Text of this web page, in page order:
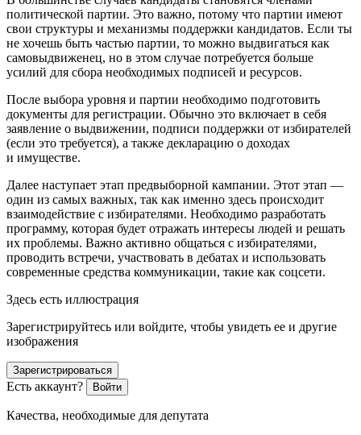
политической партии. Это важно, потому что партии имеют
свои структуры и механизмы поддержки кандидатов. Если ты
не хочешь быть частью партии, то можно выдвигаться как
самовыдвиженец, но в этом случае потребуется больше
усилий для сбора необходимых подписей и ресурсов.
После выбора уровня и партии необходимо подготовить
документы для регистрации. Обычно это включает в себя
заявление о выдвижении, подписи поддержки от избирателей
(если это требуется), а также декларацию о доходах
и имуществе.
Далее наступает этап предвыборной кампании. Этот этап —
один из самых важных, так как именно здесь происходит
взаимодействие с избирателями. Необходимо разработать
программу, которая будет отражать интересы людей и решать
их проблемы. Важно активно общаться с избирателями,
проводить встречи, участвовать в дебатах и использовать
современные средства коммуникации, такие как соцсети.
Здесь есть иллюстрация
Зарегистрируйтесь или войдите, чтобы увидеть ее и другие
изображения
Зарегистрироваться
Есть аккаунт? Войти
Качества, необходимые для депутата